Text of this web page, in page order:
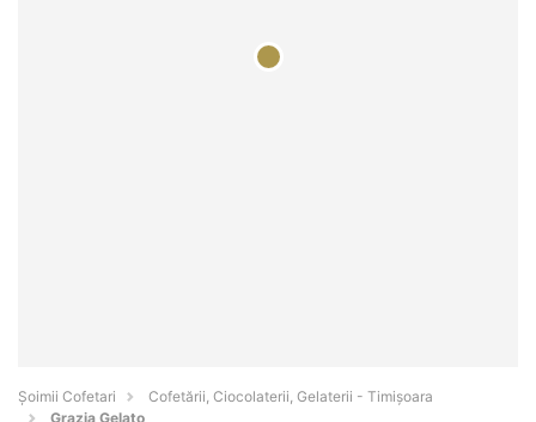
Șoimii Cofetari
Cofetării, Ciocolaterii, Gelaterii - Timişoara
Grazia Gelato